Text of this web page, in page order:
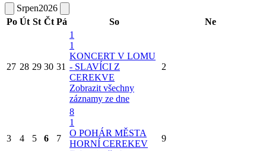
Srpen2026
Po Út St Čt Pá So Ne
27 28 29 30 31
1
1
KONCERT V LOMU
- SLAVÍCI Z
CEREKVE
Zobrazit všechny
záznamy ze dne
2
3 4 5 6 7
8
1
O POHÁR MĚSTA
HORNÍ CEREKEV
9